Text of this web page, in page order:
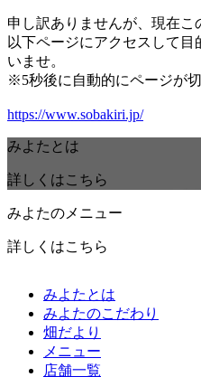
申し訳ありませんが、現在こ
以下ページにアクセスして
いませ。
※5秒後に自動的にページが切
https://www.sobakiri.jp/
みよたとは
詳しくはこちら
みよたのメニュー
詳しくはこちら
みよたとは
みよたのこだわり
畑だより
メニュー
店舗一覧